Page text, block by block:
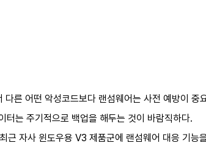
른 어떤 악성코드보다 랜섬웨어는 사전 예방이 중
는 주기적으로 백업을 해두는 것이 바람직하다.
자사 윈도우용 V3 제품군에 랜섬웨어 대응 기능